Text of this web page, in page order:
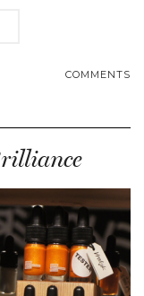
COMMENTS